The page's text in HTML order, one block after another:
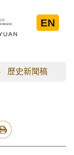
EN
歷史新聞稿